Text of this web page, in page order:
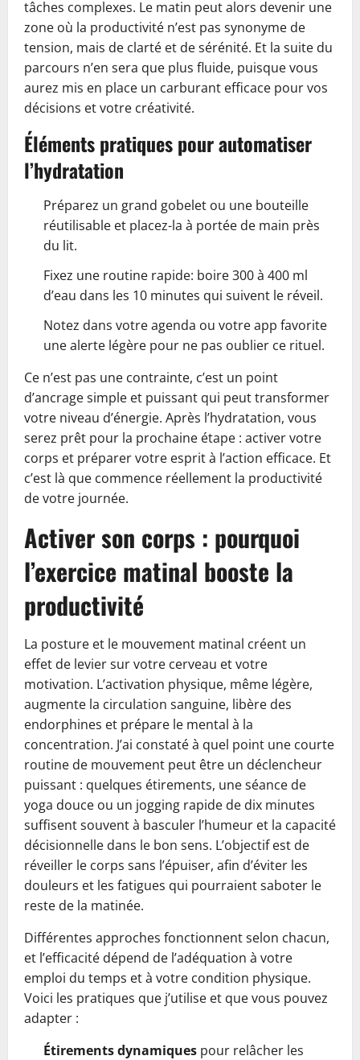
tâches complexes. Le matin peut alors devenir une
zone où la productivité n’est pas synonyme de
tension, mais de clarté et de sérénité. Et la suite du
parcours n’en sera que plus fluide, puisque vous
aurez mis en place un carburant efficace pour vos
décisions et votre créativité.
Éléments pratiques pour automatiser
l’hydratation
Préparez un grand gobelet ou une bouteille
réutilisable et placez-la à portée de main près
du lit.
Fixez une routine rapide: boire 300 à 400 ml
d’eau dans les 10 minutes qui suivent le réveil.
Notez dans votre agenda ou votre app favorite
une alerte légère pour ne pas oublier ce rituel.
Ce n’est pas une contrainte, c’est un point
d’ancrage simple et puissant qui peut transformer
votre niveau d’énergie. Après l’hydratation, vous
serez prêt pour la prochaine étape : activer votre
corps et préparer votre esprit à l’action efficace. Et
c’est là que commence réellement la productivité
de votre journée.
Activer son corps : pourquoi
l’exercice matinal booste la
productivité
La posture et le mouvement matinal créent un
effet de levier sur votre cerveau et votre
motivation. L’activation physique, même légère,
augmente la circulation sanguine, libère des
endorphines et prépare le mental à la
concentration. J’ai constaté à quel point une courte
routine de mouvement peut être un déclencheur
puissant : quelques étirements, une séance de
yoga douce ou un jogging rapide de dix minutes
suffisent souvent à basculer l’humeur et la capacité
décisionnelle dans le bon sens. L’objectif est de
réveiller le corps sans l’épuiser, afin d’éviter les
douleurs et les fatigues qui pourraient saboter le
reste de la matinée.
Différentes approches fonctionnent selon chacun,
et l’efficacité dépend de l’adéquation à votre
emploi du temps et à votre condition physique.
Voici les pratiques que j’utilise et que vous pouvez
adapter :
Étirements dynamiques pour relâcher les